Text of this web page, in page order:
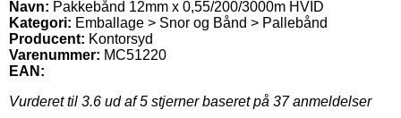
Navn: Pakkebånd 12mm x 0,55/200/3000m HVID
Kategori: Emballage > Snor og Bånd > Pallebånd
Producent: Kontorsyd
Varenummer: MC51220
EAN:
Vurderet til 3.6 ud af 5 stjerner baseret på 37anmeldelser